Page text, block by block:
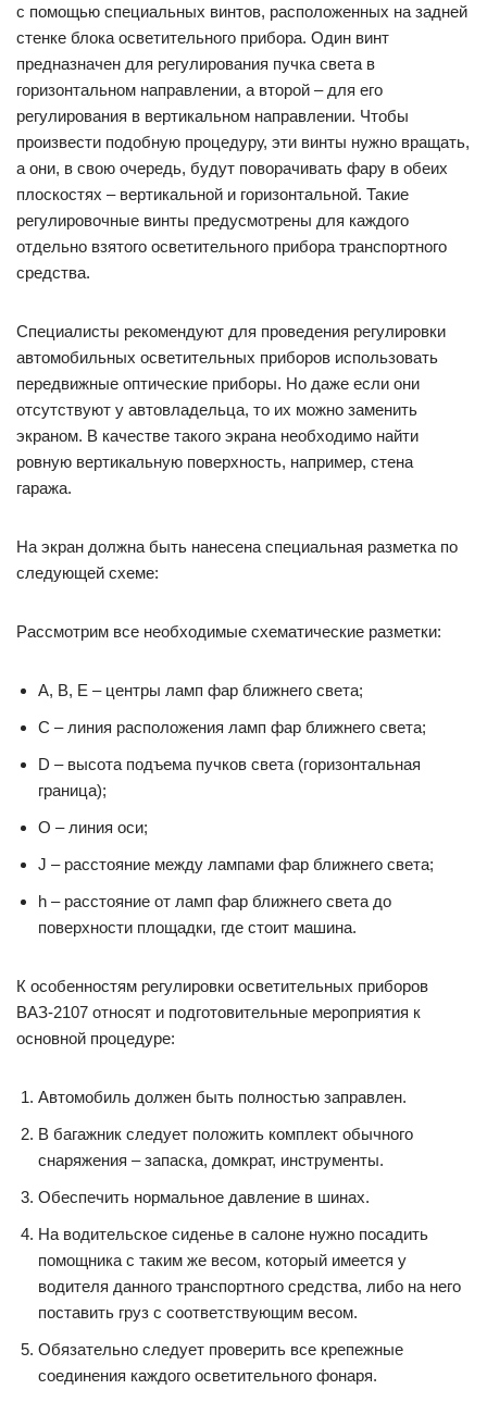
с помощью специальных винтов, расположенных на задней
стенке блока осветительного прибора. Один винт
предназначен для регулирования пучка света в
горизонтальном направлении, а второй – для его
регулирования в вертикальном направлении. Чтобы
произвести подобную процедуру, эти винты нужно вращать,
а они, в свою очередь, будут поворачивать фару в обеих
плоскостях – вертикальной и горизонтальной. Такие
регулировочные винты предусмотрены для каждого
отдельно взятого осветительного прибора транспортного
средства.
Специалисты рекомендуют для проведения регулировки
автомобильных осветительных приборов использовать
передвижные оптические приборы. Но даже если они
отсутствуют у автовладельца, то их можно заменить
экраном. В качестве такого экрана необходимо найти
ровную вертикальную поверхность, например, стена
гаража.
На экран должна быть нанесена специальная разметка по
следующей схеме:
Рассмотрим все необходимые схематические разметки:
А, В, Е – центры ламп фар ближнего света;
С – линия расположения ламп фар ближнего света;
D – высота подъема пучков света (горизонтальная
граница);
O – линия оси;
J – расстояние между лампами фар ближнего света;
h – расстояние от ламп фар ближнего света до
поверхности площадки, где стоит машина.
К особенностям регулировки осветительных приборов
ВАЗ-2107 относят и подготовительные мероприятия к
основной процедуре:
Автомобиль должен быть полностью заправлен.
В багажник следует положить комплект обычного
снаряжения – запаска, домкрат, инструменты.
Обеспечить нормальное давление в шинах.
На водительское сиденье в салоне нужно посадить
помощника с таким же весом, который имеется у
водителя данного транспортного средства, либо на него
поставить груз с соответствующим весом.
Обязательно следует проверить все крепежные
соединения каждого осветительного фонаря.